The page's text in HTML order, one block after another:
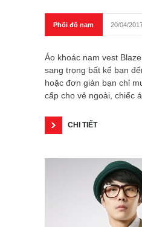
Phối đồ nam 20/04/
Áo khoác nam vest
sang trọng bất kể bạn
hoặc đơn giản bạn chỉ
cấp cho vẻ ngoài, chiếc
CHI TIẾT